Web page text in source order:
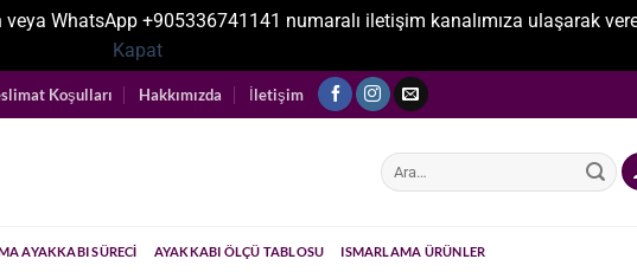
WhatsApp +905336741141 numaralı iletişim kanalımıza ulaşarak
Kapat
Koşulları Hakkımızda İletişim
Ara:
AYAKKABI SÜRECI AYAKKABI ÖLÇÜ TABLOSU ISMARLAMA ÜRÜNLER